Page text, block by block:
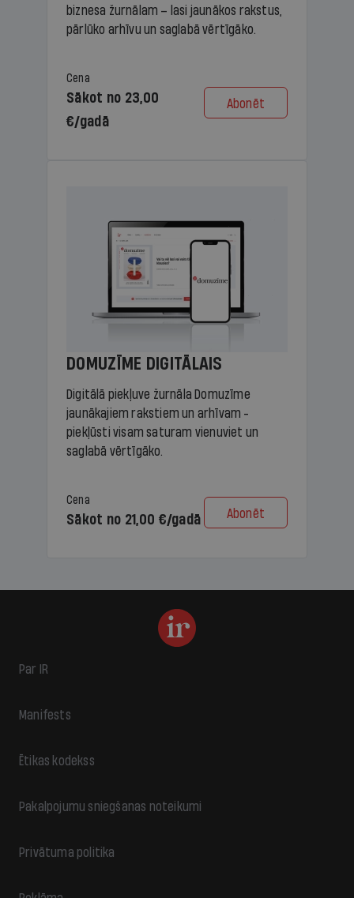
biznesa žurnālam – lasi jaunākos rakstus,
pārlūko arhīvu un saglabā vērtīgāko.
Cena
Sākot no 23,00
€/gadā
Abonēt
DOMUZĪME DIGITĀLAIS
Digitālā piekļuve žurnāla Domuzīme
jaunākajiem rakstiem un arhīvam -
piekļūsti visam saturam vienuviet un
saglabā vērtīgāko.
Cena
Sākot no 21,00 €/gadā Abonēt
Par IR
Manifests
Ētikas kodekss
Pakalpojumu sniegšanas noteikumi
Privātuma politika